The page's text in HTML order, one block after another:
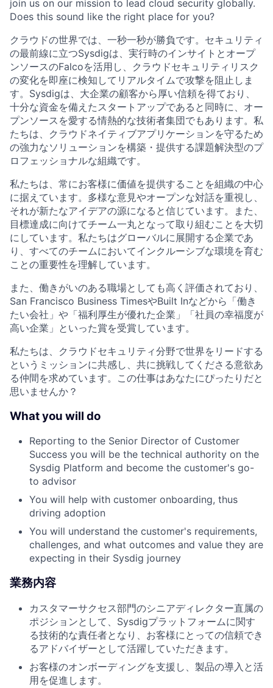
join us on our mission to lead cloud security globally.
Does this sound like the right place for you?
クラウドの世界では、一秒一秒が勝負です。セキュリティ
の最前線に立つSysdigは、実行時のインサイトとオープ
ンソースのFalcoを活用し、クラウドセキュリティリスク
の変化を即座に検知してリアルタイムで攻撃を阻止しま
す。Sysdigは、大企業の顧客から厚い信頼を得ており、
十分な資金を備えたスタートアップであると同時に、オー
プンソースを愛する情熱的な技術者集団でもあります。私
たちは、クラウドネイティブアプリケーションを守るため
の強力なソリューションを構築・提供する課題解決型のプ
ロフェッショナルな組織です。
私たちは、常にお客様に価値を提供することを組織の中心
に据えています。多様な意見やオープンな対話を重視し、
それが新たなアイデアの源になると信じています。また、
目標達成に向けてチーム一丸となって取り組むことを大切
にしています。私たちはグローバルに展開する企業であ
り、すべてのチームにおいてインクルーシブな環境を育む
ことの重要性を理解しています。
また、働きがいのある職場としても高く評価されており、
San Francisco Business TimesやBuilt Inなどから「働き
たい会社」や「福利厚生が優れた企業」「社員の幸福度が
高い企業」といった賞を受賞しています。
私たちは、クラウドセキュリティ分野で世界をリードする
というミッションに共感し、共に挑戦してくださる意欲あ
る仲間を求めています。この仕事はあなたにぴったりだと
思いませんか？
What you will do
Reporting to the Senior Director of Customer
Success you will be the technical authority on the
Sysdig Platform and become the customer's go-
to advisor
You will help with customer onboarding, thus
driving adoption
You will understand the customer's requirements,
challenges, and what outcomes and value they are
expecting in their Sysdig journey
業務内容
カスタマーサクセス部門のシニアディレクター直属の
ポジションとして、Sysdigプラットフォームに関す
る技術的な責任者となり、お客様にとっての信頼でき
るアドバイザーとして活躍していただきます。
お客様のオンボーディングを支援し、製品の導入と活
用を促進します。